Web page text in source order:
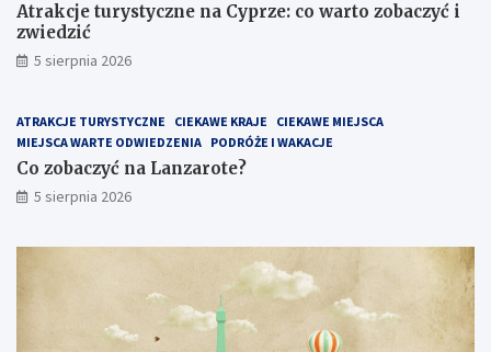
Atrakcje turystyczne na Cyprze: co warto zobaczyć i
zwiedzić
5 sierpnia 2026
ATRAKCJE TURYSTYCZNE CIEKAWE KRAJE
CIEKAWE MIEJSCA
MIEJSCA WARTE ODWIEDZENIA PODRÓŻE I WAKACJE
Co zobaczyć na Lanzarote?
5 sierpnia 2026